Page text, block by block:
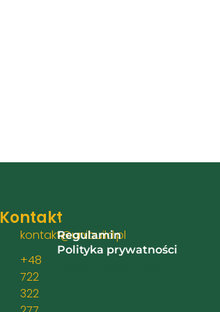
Kontakt
kontakt@unibuild.pl
+48
722
322
Informacje
Regulamin
Polityka prywatności